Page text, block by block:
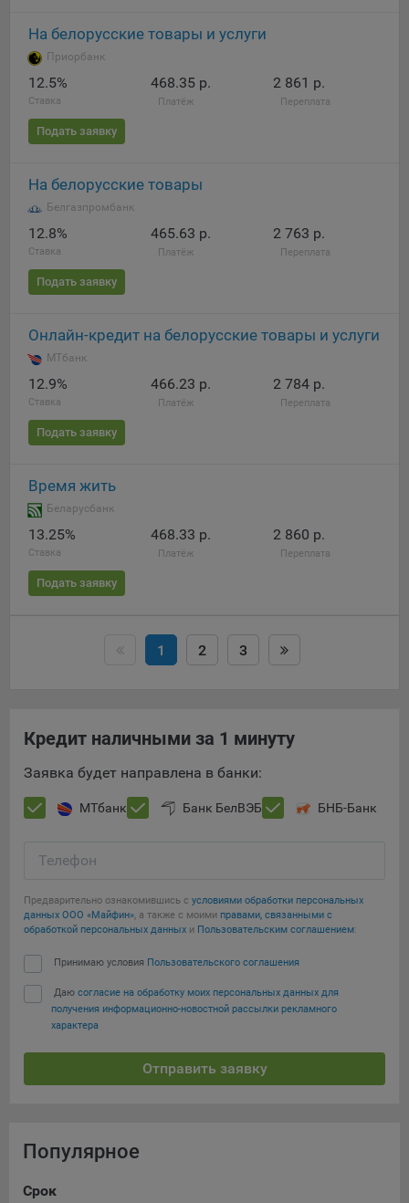
На белорусские товары и услуги
Приорбанк
12.5%
Ставка
468.35 р.
Платёж
2 861 р.
Переплата
Подать заявку
На белорусские товары
Белгазпромбанк
12.8%
Ставка
465.63 р.
Платёж
2 763 р.
Переплата
Подать заявку
Онлайн-кредит на белорусские товары и услуги
МТбанк
12.9%
Ставка
466.23 р.
Платёж
2 784 р.
Переплата
Подать заявку
Время жить
Беларусбанк
13.25%
Ставка
468.33 р.
Платёж
2 860 р.
Переплата
Подать заявку
1 2 3
Кредит наличными за 1 минуту
Заявка будет направлена в банки:
МТбанк Банк БелВЭБ БНБ-Банк
Телефон
Предварительно ознакомившись с условиями обработки персональных
данных ООО «Майфин», а также с моими правами, связанными с
обработкой персональных данных и Пользовательским соглашением:
Принимаю условия Пользовательского соглашения
Даю согласие на обработку моих персональных данных для
получения информационно-новостной рассылки рекламного
характера
Отправить заявку
Популярное
Срок